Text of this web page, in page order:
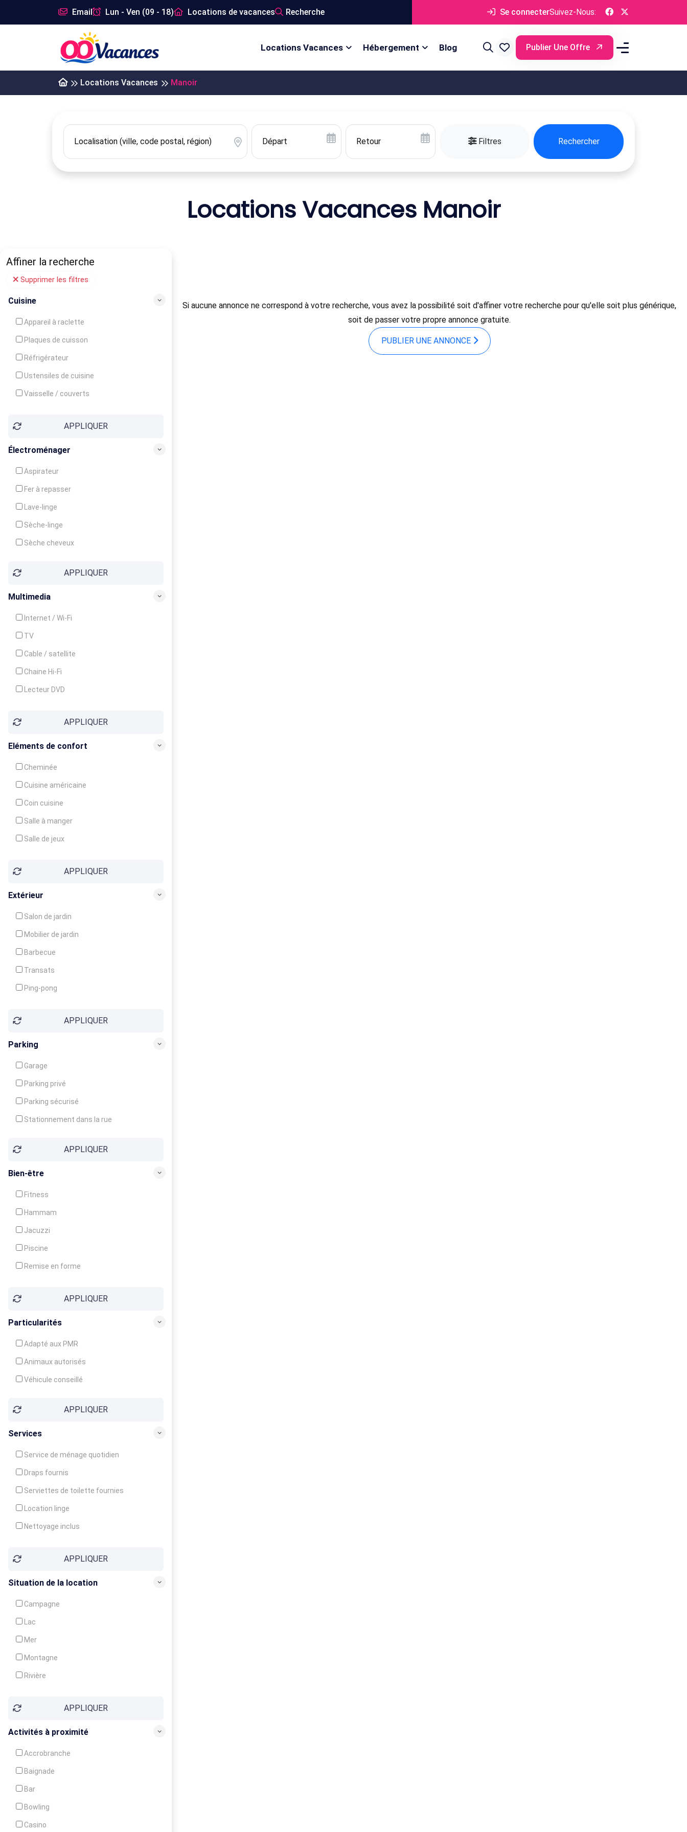
Email Lun - Ven (09 - 18) Locations de vacances Recherche Se connecterSuivez-Nous:
Locations Vacances Hébergement Blog Publier Une Offre
Locations Vacances Manoir
Filtres Rechercher
Locations Vacances Manoir
Affiner la recherche
Supprimer les filtres
Cuisine
Appareil à raclette
Plaques de cuisson
Réfrigérateur
Ustensiles de cuisine
Vaisselle / couverts
Congélateur
APPLIQUER
Électroménager
Aspirateur
Fer à repasser
Lave-linge
Sèche-linge
Sèche cheveux
APPLIQUER
Multimedia
Internet / Wi-Fi
TV
Cable / satellite
Chaine Hi-Fi
Lecteur DVD
APPLIQUER
Eléments de confort
Cheminée
Cuisine américaine
Coin cuisine
Salle à manger
Salle de jeux
Balcon / Terrasse
APPLIQUER
Extérieur
Salon de jardin
Mobilier de jardin
Barbecue
Transats
Ping-pong
Jeux d'enfantsAPPLIQUER
Parking
Garage
Parking privé
Parking sécurisé
Stationnement dans la rue
APPLIQUER
Bien-être
Fitness
Hammam
Jacuzzi
Piscine
Remise en forme
Soins du corpsAPPLIQUER
Particularités
Adapté aux PMR
Animaux autorisés
Véhicule conseillé
APPLIQUER
Services
Service de ménage quotidien
Draps fournis
Serviettes de toilette fournies
Location linge
Nettoyage inclus
Garde d'enfants
Crèche
APPLIQUER
Situation de la location
Campagne
Lac
Mer
Montagne
Rivière
APPLIQUER
Activités à proximité
Accrobranche
Baignade
Bar
Bowling
Casino
Si aucune annonce ne correspond à votre recherche, vous avez la possibilité soit d'affiner votre recherche pour qu'elle soit plus générique,
soit de passer votre propre annonce gratuite.
PUBLIER UNE ANNONCE